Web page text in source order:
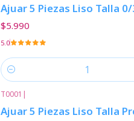
Ajuar 5 Piezas Liso Talla
$5.990
5.0
Cantidad
T0001 |
Ajuar 5 Piezas Liso Talla